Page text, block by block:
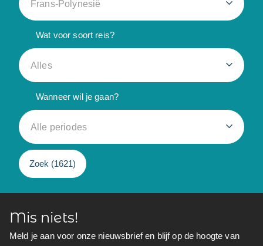
Frans-Polynesië
Wat voor soort reis?
Alles
Wanneer wil je gaan?
Alle periodes
Zoek (1621)
Mis niets!
Meld je aan voor onze nieuwsbrief en blijf op de hoogte van